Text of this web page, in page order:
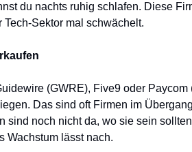
du nachts ruhig schlafen. Diese
Sektor mal schwächelt.
(GWRE), Five9 oder Paycom
Das sind oft Firmen im
sind noch nicht da, wo sie sein
Wachstum lässt nach.